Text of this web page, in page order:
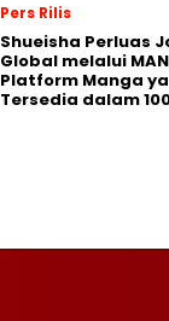
Pers Rilis
Shueisha Perluas
Global melalui
Platform Manga
Tersedia dalam